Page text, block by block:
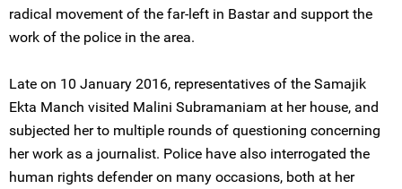
radical movement of the far-left in Bastar and support the
work of the police in the area.
Late on 10 January 2016, representatives of the Samajik
Ekta Manch visited Malini Subramaniam at her house, and
subjected her to multiple rounds of questioning concerning
her work as a journalist. Police have also interrogated the
human rights defender on many occasions, both at her